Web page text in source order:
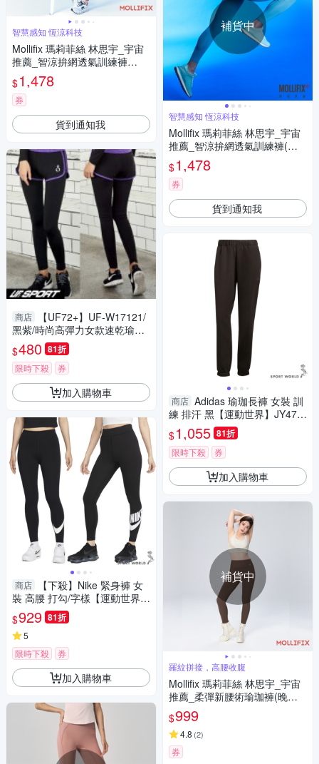
智慧感知 恆涼科技
Mollifix 瑪莉菲絲 林思宇_宇宙
推薦_智涼拚網透氣訓練褲
(黑)、瑜珈服、Legging
$1,478
券
貨到通知我
商店
【UF72+】UF-W17121/
黑紫/時尚高彈力女款速乾瑜珈
輕壓假兩件運動褲
$480 81折
限時下殺 券
加入購物車
商店
【下殺】Nike 緊身褲 女
裝 高腰 打勾/字樣【運動世界】
DV7796-010/DV7792-010
$929 81折
5
限時下殺
券
加入購物車
補貨中
智慧感知 恆涼科技
Mollifix 瑪莉菲絲 林思宇_宇宙
推薦_智涼拚網透氣訓練褲(林
溪藍)、瑜珈服、Legging
$1,478
券
貨到通知我
商店 Adidas 瑜珈長褲 女裝 訓
練 排汗 黑【運動世界】JY470
$1,055 81折
限時下殺 券
加入購物車
補貨中
羅紋拼接，高腰收腹
Mollifix 瑪莉菲絲 林思宇_宇宙
推薦_柔彈新腰術瑜珈褲(晚暮
棕)瑜珈服、Legging
$999
4.8 (2)
券